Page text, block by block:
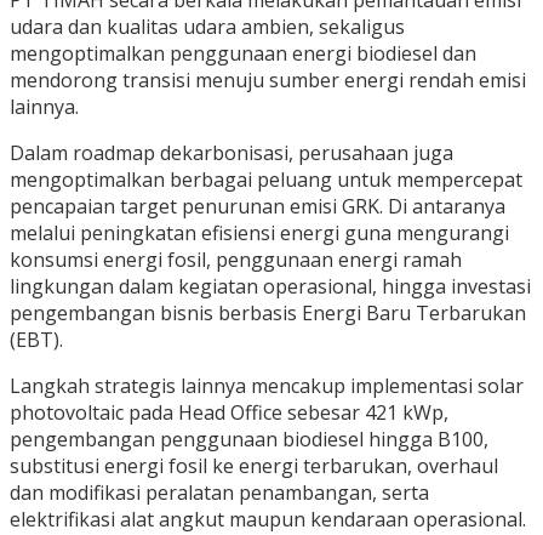
udara dan kualitas udara ambien, sekaligus
mengoptimalkan penggunaan energi biodiesel dan
mendorong transisi menuju sumber energi rendah emisi
lainnya.
Dalam roadmap dekarbonisasi, perusahaan juga
mengoptimalkan berbagai peluang untuk mempercepat
pencapaian target penurunan emisi GRK. Di antaranya
melalui peningkatan efisiensi energi guna mengurangi
konsumsi energi fosil, penggunaan energi ramah
lingkungan dalam kegiatan operasional, hingga investasi
pengembangan bisnis berbasis Energi Baru Terbarukan
(EBT).
Langkah strategis lainnya mencakup implementasi solar
photovoltaic pada Head Office sebesar 421 kWp,
pengembangan penggunaan biodiesel hingga B100,
substitusi energi fosil ke energi terbarukan, overhaul
dan modifikasi peralatan penambangan, serta
elektrifikasi alat angkut maupun kendaraan operasional.